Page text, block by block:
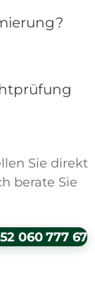
Sie direkt
berate Sie
060 777 67